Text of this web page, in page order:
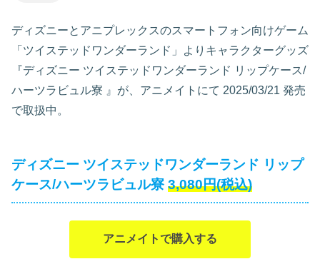
ディズニーとアニプレックスのスマートフォン向けゲーム
「ツイステッドワンダーランド」よりキャラクターグッズ
『ディズニー ツイステッドワンダーランド リップケース/
ハーツラビュル寮 』が、アニメイトにて 2025/03/21 発売
で取扱中。
ディズニー ツイステッドワンダーランド リップ
ケース/ハーツラビュル寮 3,080円(税込)
アニメイトで購入する